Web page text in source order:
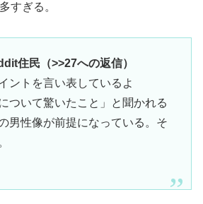
すぎる。
住民（>>27への返信）
ントを言い表しているよ
ついて驚いたこと」と聞かれる
男性像が前提になっている。そ